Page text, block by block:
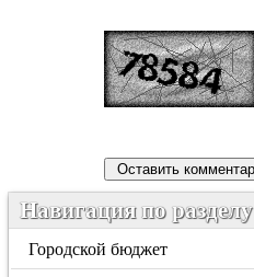
Навигация по разделу
Городской бюджет